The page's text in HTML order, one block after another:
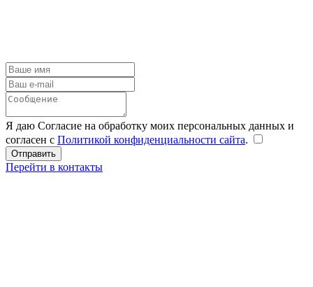
Я даю Согласие на обработку моих персональных данных и
согласен с Политикой конфиденциальности сайта.
Перейти в контакты